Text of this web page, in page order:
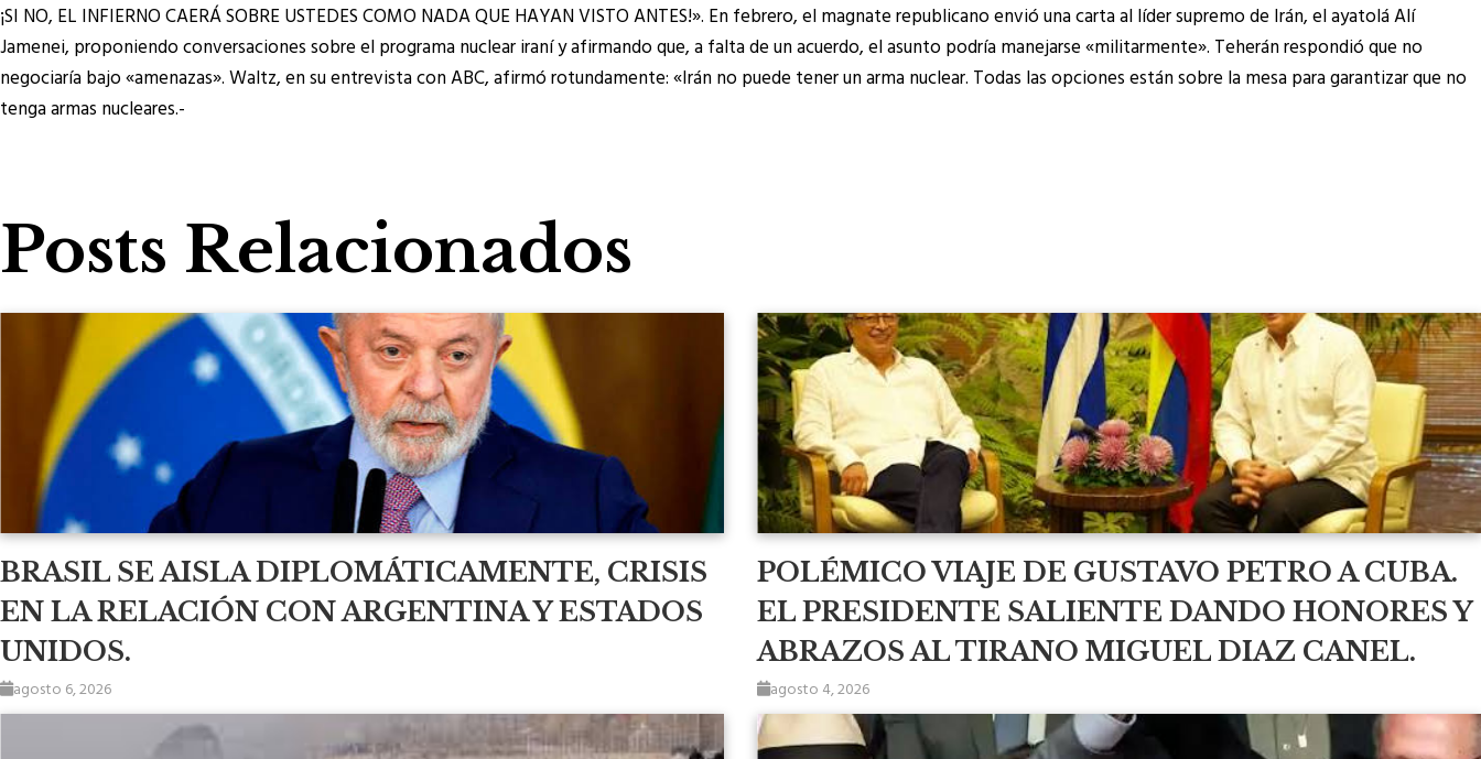
¡SI NO, EL INFIERNO CAERÁ SOBRE USTEDES COMO NADA QUE HAYAN VISTO ANTES!». En febrero, el magnate republicano envió una carta al líder supremo de Irán, el ayatolá Alí
Jamenei, proponiendo conversaciones sobre el programa nuclear iraní y afirmando que, a falta de un acuerdo, el asunto podría manejarse «militarmente». Teherán respondió que no
negociaría bajo «amenazas». Waltz, en su entrevista con ABC, afirmó rotundamente: «Irán no puede tener un arma nuclear. Todas las opciones están sobre la mesa para garantizar que no
tenga armas nucleares.-
Posts Relacionados
BRASIL SE AISLA DIPLOMÁTICAMENTE, CRISIS
EN LA RELACIÓN CON ARGENTINA Y ESTADOS
UNIDOS.
agosto 6, 2026
POLÉMICO VIAJE DE GUSTAVO PETRO A CUBA.
EL PRESIDENTE SALIENTE DANDO HONORES Y
ABRAZOS AL TIRANO MIGUEL DIAZ CANEL.
agosto 4, 2026